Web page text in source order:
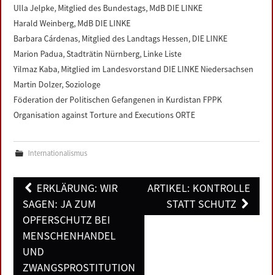
Ulla Jelpke, Mitglied des Bundestags, MdB DIE LINKE
Harald Weinberg, MdB DIE LINKE
Barbara Cárdenas, Mitglied des Landtags Hessen, DIE LINKE
Marion Padua, Stadträtin Nürnberg, Linke Liste
Yilmaz Kaba, Mitglied im Landesvorstand DIE LINKE Niedersachsen
Martin Dolzer, Soziologe
Föderation der Politischen Gefangenen in Kurdistan FPPK
Organisation against Torture and Executions ORTE
Internationalismus
Post
navigation
ERKLÄRUNG: WIR
SAGEN: JA ZUM
OPFERSCHUTZ BEI
MENSCHENHANDEL
UND
ZWANGSPROSTITUTION
ARTIKEL: KONTROLLE
STATT SCHUTZ